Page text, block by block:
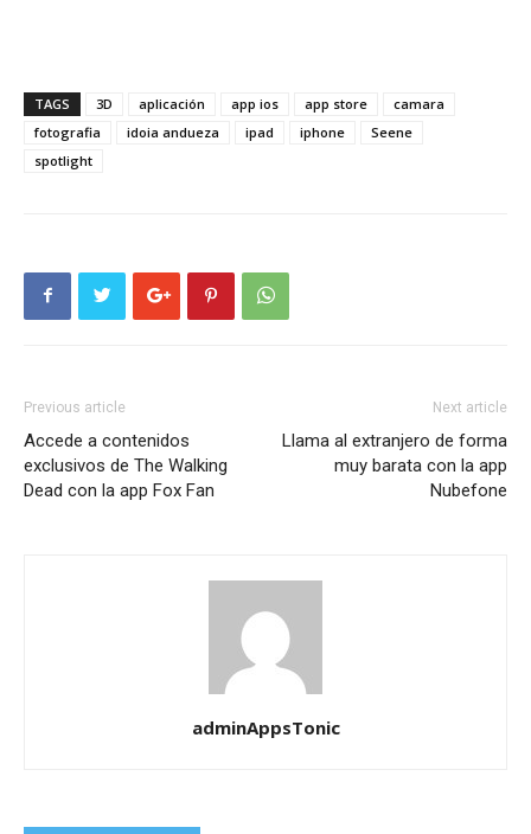
TAGS 3D aplicación app ios app store
camara
fotografia
idoia andueza ipad iphone
Seene
spotlight
Previous article
Accede a contenidos
exclusivos de The Walking
Dead con la app Fox Fan
Next article
Llama al extranjero de forma
muy barata con la app
Nubefone
adminAppsTonic